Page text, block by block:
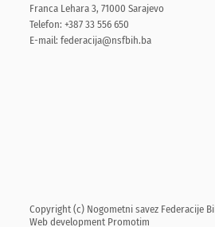
Franca Lehara 3, 71000 Sarajevo
Telefon: +387 33 556 650
E-mail: federacija@nsfbih.ba
Copyright (c) Nogometni savez Federacije
Web development Promotim